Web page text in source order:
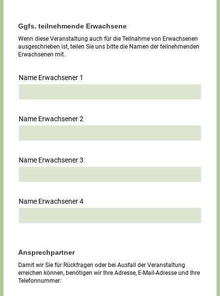
Ggfs. teilnehmende Erwachsene
Wenn diese Veranstaltung auch für die Teilnahme von Erwachsenen
ausgeschrieben ist, teilen Sie uns bitte die Namen der teilnehmenden
Erwachsenen mit.
Name Erwachsener 1
Name Erwachsener 2
Name Erwachsener 3
Name Erwachsener 4
Ansprechpartner
Damit wir Sie für Rückfragen oder bei Ausfall der Veranstaltung
erreichen können, benötigen wir Ihre Adresse, E-Mail-Adresse und Ihre
Telefonnummer: